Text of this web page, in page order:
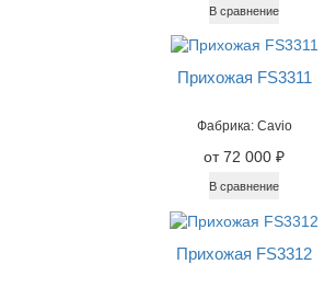
В сравнение
Прихожая FS3311
Фабрика: Cavio
от 72 000 ₽
В сравнение
Прихожая FS3312